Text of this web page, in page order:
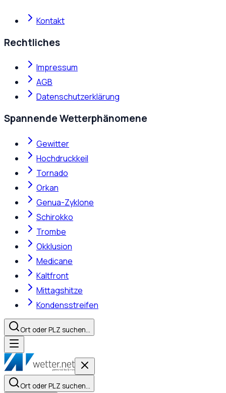
Kontakt
Rechtliches
Impressum
AGB
Datenschutzerklärung
Spannende Wetterphänomene
Gewitter
Hochdruckkeil
Tornado
Orkan
Genua-Zyklone
Schirokko
Trombe
Okklusion
Medicane
Kaltfront
Mittagshitze
Kondensstreifen
Ort oder PLZ suchen…
Ort oder PLZ suchen…